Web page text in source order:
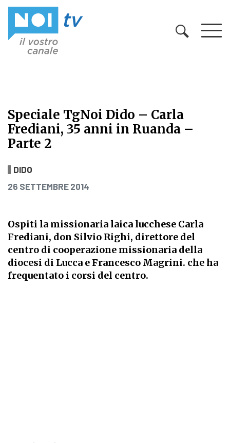
Speciale TgNoi Dido – Carla
Frediani, 35 anni in Ruanda –
Parte 2
Speciale TgNoi Dido – Carla
DIDO
PUBBLICATO IL
26 SETTEMBRE 2014
Ospiti la missionaria laica lucchese Carla
Frediani, don Silvio Righi, direttore del
centro di cooperazione missionaria della
diocesi di Lucca e Francesco Magrini. che ha
frequentato i corsi del centro.